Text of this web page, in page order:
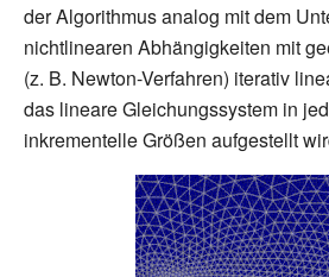
der Algorithmus analog mit dem
nichtlinearen Abhängigkeiten mit
(z. B. Newton-Verfahren) iterativ
das lineare Gleichungssystem in
inkrementelle Größen aufgestellt